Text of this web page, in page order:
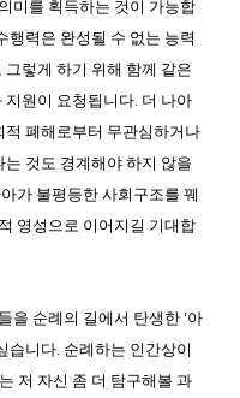
미를 획득하는 것이 가능합
행력은 완성될 수 없는 능력
렇게 하기 위해 함께 같은
원이 요청됩니다. 더 나아
폐해로부터 무관심하거나
것도 경계해야 하지 않을
가 불평등한 사회구조를 꿰
영성으로 이어지길 기대합
을 순례의 길에서 탄생한 ‘아
습니다. 순례하는 인간상이
저 자신 좀 더 탐구해볼 과